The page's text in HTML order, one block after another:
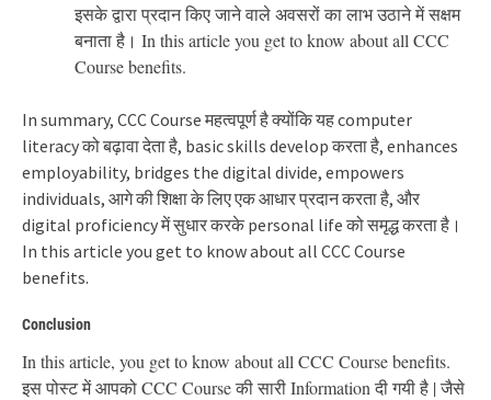
इसके द्वारा प्रदान किए जाने वाले अवसरों का लाभ उठाने में सक्षम
बनाता है। In this article you get to know about all CCC
Course benefits.
In summary, CCC Course महत्वपूर्ण है क्योंकि यह computer
literacy को बढ़ावा देता है, basic skills develop करता है, enhances
employability, bridges the digital divide, empowers
individuals, आगे की शिक्षा के लिए एक आधार प्रदान करता है, और
digital proficiency में सुधार करके personal life को समृद्ध करता है।
In this article you get to know about all CCC Course
benefits.
Conclusion
In this article, you get to know about all CCC Course benefits.
इस पोस्ट में आपको CCC Course की सारी Information दी गयी है | जैसे